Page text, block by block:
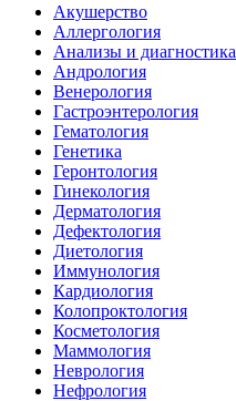
Акушерство
Аллергология
Анализы и диагностика
Андрология
Венерология
Гастроэнтерология
Гематология
Генетика
Геронтология
Гинекология
Дерматология
Дефектология
Диетология
Иммунология
Кардиология
Колопроктология
Косметология
Маммология
Неврология
Нефрология